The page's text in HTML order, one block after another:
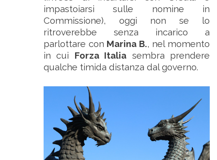
impastoiarsi sulle nomine in
Commissione), oggi non se lo
ritroverebbe senza incarico a
parlottare con Marina B., nel momento
in cui Forza Italia sembra prendere
qualche timida distanza dal governo.